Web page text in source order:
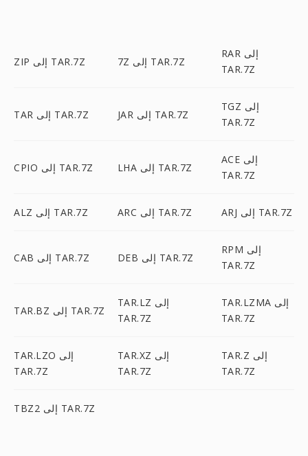
ZIP إلى TAR.7Z 7Z إلى TAR.7Z
RAR إلى
TAR.7Z
TAR إلى TAR.7Z JAR إلى TAR.7Z
TGZ إلى
TAR.7Z
CPIO إلى TAR.7Z LHA إلى TAR.7Z
ACE إلى
TAR.7Z
ALZ إلى TAR.7Z ARC إلى TAR.7Z ARJ إلى TAR.7Z
CAB إلى TAR.7Z DEB إلى TAR.7Z
RPM إلى
TAR.7Z
TAR.BZ إلى TAR.7Z
TAR.LZ إلى
TAR.7Z
TAR.LZMA إلى
TAR.7Z
TAR.LZO إلى
TAR.7Z
TAR.XZ إلى
TAR.7Z
TAR.Z إلى
TAR.7Z
TBZ2 إلى TAR.7Z